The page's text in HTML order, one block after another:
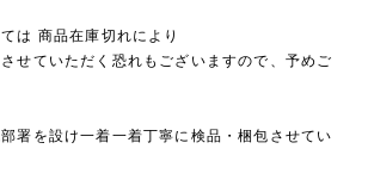
は 商品在庫切れにより
せていただく恐れもございますので、予めご
署を設け一着一着丁寧に検品・梱包させてい